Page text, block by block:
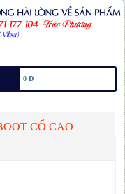
CỔ CAO
0 Đ